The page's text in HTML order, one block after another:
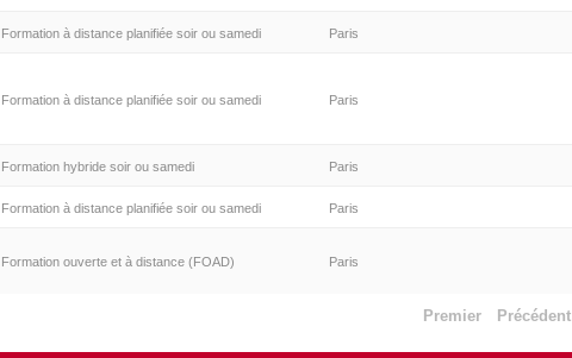
Formation à distance planifiée soir ou samedi Paris
Formation à distance planifiée soir ou samedi Paris
Formation hybride soir ou samedi Paris
Formation à distance planifiée soir ou samedi Paris
Formation ouverte et à distance (FOAD) Paris
Premier Précédent